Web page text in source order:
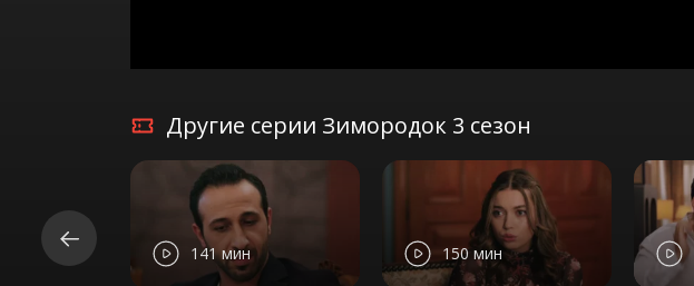
Другие серии Зимородок 3 сезон
141 мин 150 мин